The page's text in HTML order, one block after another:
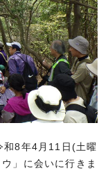
和8年4月11日(土曜
」に会いに行きま